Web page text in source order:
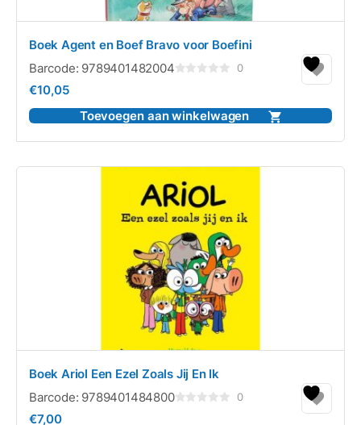
Boek Agent en Boef Bravo voor Boefini
Barcode: 9789401482004
5
0
€10,05
Toevoegen aan winkelwagen
Boek Ariol Een Ezel Zoals Jij En Ik
Barcode: 9789401484800 0
€7,00